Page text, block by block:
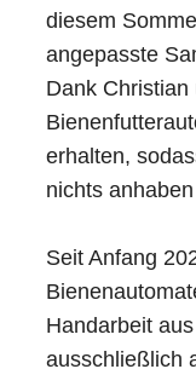
diesem
angepasste
Dank
erhalten,
nichts
Seit Anfang
Handarbeit
ausschließlich